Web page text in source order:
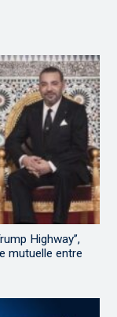
Highway”,
mutuelle entre